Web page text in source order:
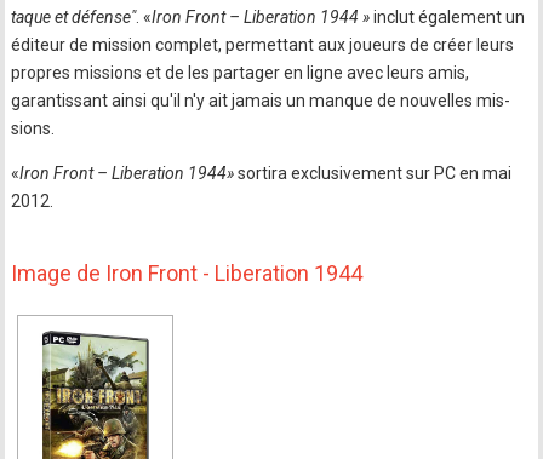
taque et défense". «Iron Front – Liberation 1944 »inclut également un
éditeur de mission complet, permettant aux joueurs de créer leurs
propres missions et de les partager en ligne avec leurs amis,
garantissant ainsi qu'il n'y ait jamais un manque de nouvelles mis-
sions.
«Iron Front – Liberation 1944»sortira exclusivement sur PC en mai
2012.
Image de Iron Front - Liberation 1944